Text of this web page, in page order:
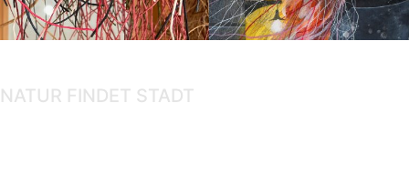
NATUR FINDET STADT